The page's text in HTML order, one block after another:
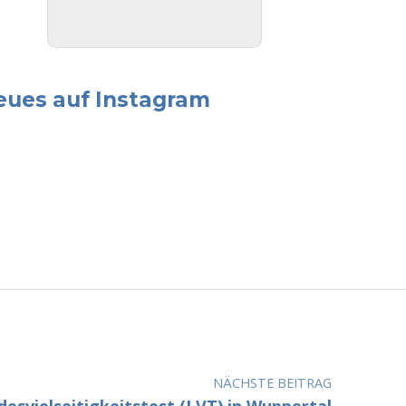
auf Instagram
NÄCHSTE BEITRAG